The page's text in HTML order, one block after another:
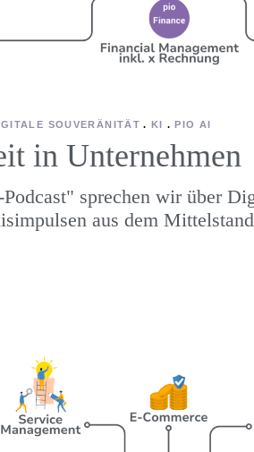
SOUVERÄNITÄT KI PIO AI
in Unternehmen
sprechen wir über
aus dem